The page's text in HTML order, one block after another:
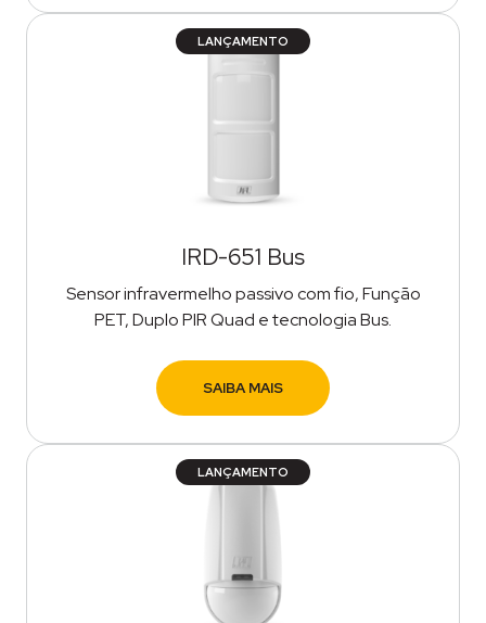
LANÇAMENTO
IRD-651 Bus
Sensor infravermelho passivo com fio, Função
PET, Duplo PIR Quad e tecnologia Bus.
SAIBA MAIS
LANÇAMENTO